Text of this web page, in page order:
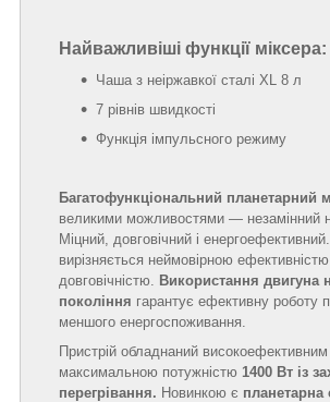
Найважливіші функції міксера:
Чаша з неіржавкої сталі XL 8 л
7 рівнів швидкості
Функція імпульсного режиму
Багатофункціональний планетарний
великими можливостями — незамінний
Міцний, довговічний і
вирізняється неймовірною
довговічністю. Використання двигуна
покоління гарантує ефективну роботу
меншого енергоспоживання.
Пристрій обладнаний
максимальною потужністю 1400 Вт із
перегрівання. Новинкою є планетарна